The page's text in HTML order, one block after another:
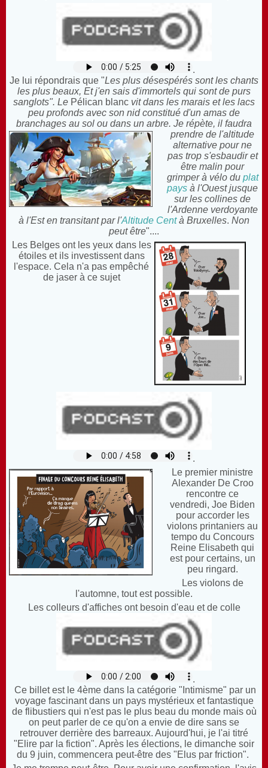
.
Je lui répondrais que "Les plus désespérés sont les chants
les plus beaux, Et j'en sais d'immortels qui sont de purs
sanglots". Le Pélican blanc vit dans les marais et les lacs
peu profonds avec son nid constitué d'un amas de
branchages au sol ou dans un arbre. Je répète, il faudra
prendre de l'altitude
alternative pour ne
pas trop s'esbaudir et
être malin pour
grimper à vélo du plat
paysà l'Ouest jusque
sur les collines de
l'Ardenne verdoyante
à l'Est en transitant par l'Altitude Centà Bruxelles. Non
peut être"....
Les Belges ont les yeux dans les
étoiles et ils investissent dans
l'espace.Cela n'a pas empêché
de jaser à ce sujet
.
Le premier ministre
Alexander De Croo
rencontre ce
vendredi, Joe Biden
pour accorder les
violons printaniers au
tempo du Concours
Reine Elisabeth qui
est pour certains, un
peu ringard.
Les violons de
l'automne, tout est possible.
Les colleurs d'affiches ont besoin d'eau et de colle
.
Ce billet est le 4ème dans la catégorie "Intimisme" par un
voyage fascinant dans un pays mystérieux et fantastique
de flibustiers qui n'est pas le plus beau du monde mais où
on peut parler de ce qu'on a envie de dire sans se
retrouver derrière des barreaux. Aujourd'hui, je l'ai titré
"Elire par la fiction". Après les élections, le dimanche soir
du 9 juin, commencera peut-être des "Elus par friction".